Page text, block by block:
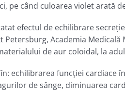
pe când culoarea violet arată
efectul de echilibrare
Academia
de aur coloidal, la
echilibrarea funcţiei cardiace
de sânge, diminuarea